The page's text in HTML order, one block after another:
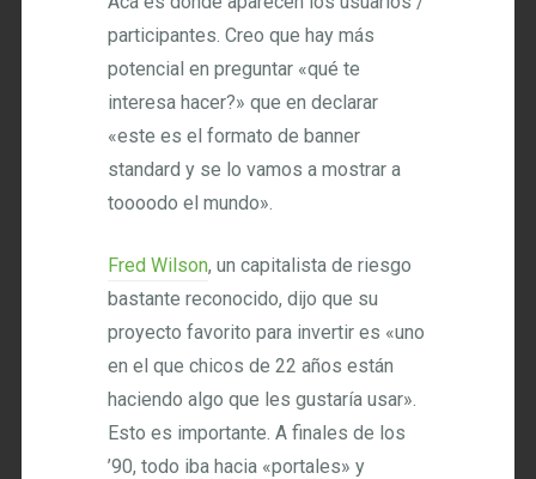
participantes. Creo que hay más
potencial en preguntar «qué te
interesa hacer?» que en declarar
«este es el formato de banner
standard y se lo vamos a mostrar a
toooodo el mundo».
Fred Wilson, un capitalista de riesgo
bastante reconocido, dijo que su
proyecto favorito para invertir es «uno
en el que chicos de 22 años están
haciendo algo que les gustaría usar».
Esto es importante. A finales de los
’90, todo iba hacia «portales» y